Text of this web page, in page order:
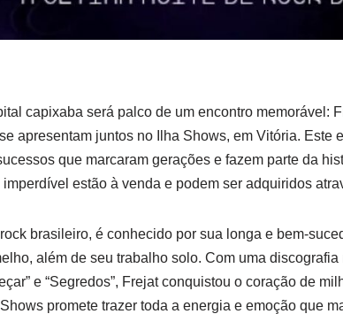
capixaba será palco de um encontro memorável:
apresentam juntos no Ilha Shows, em Vitória. Este
que marcaram gerações e fazem parte da
estão à venda e podem ser adquiridos
brasileiro, é conhecido por sua longa e bem-
além de seu trabalho solo. Com uma discografia
e “Segredos”, Frejat conquistou o coração de
promete trazer toda a energia e emoção que